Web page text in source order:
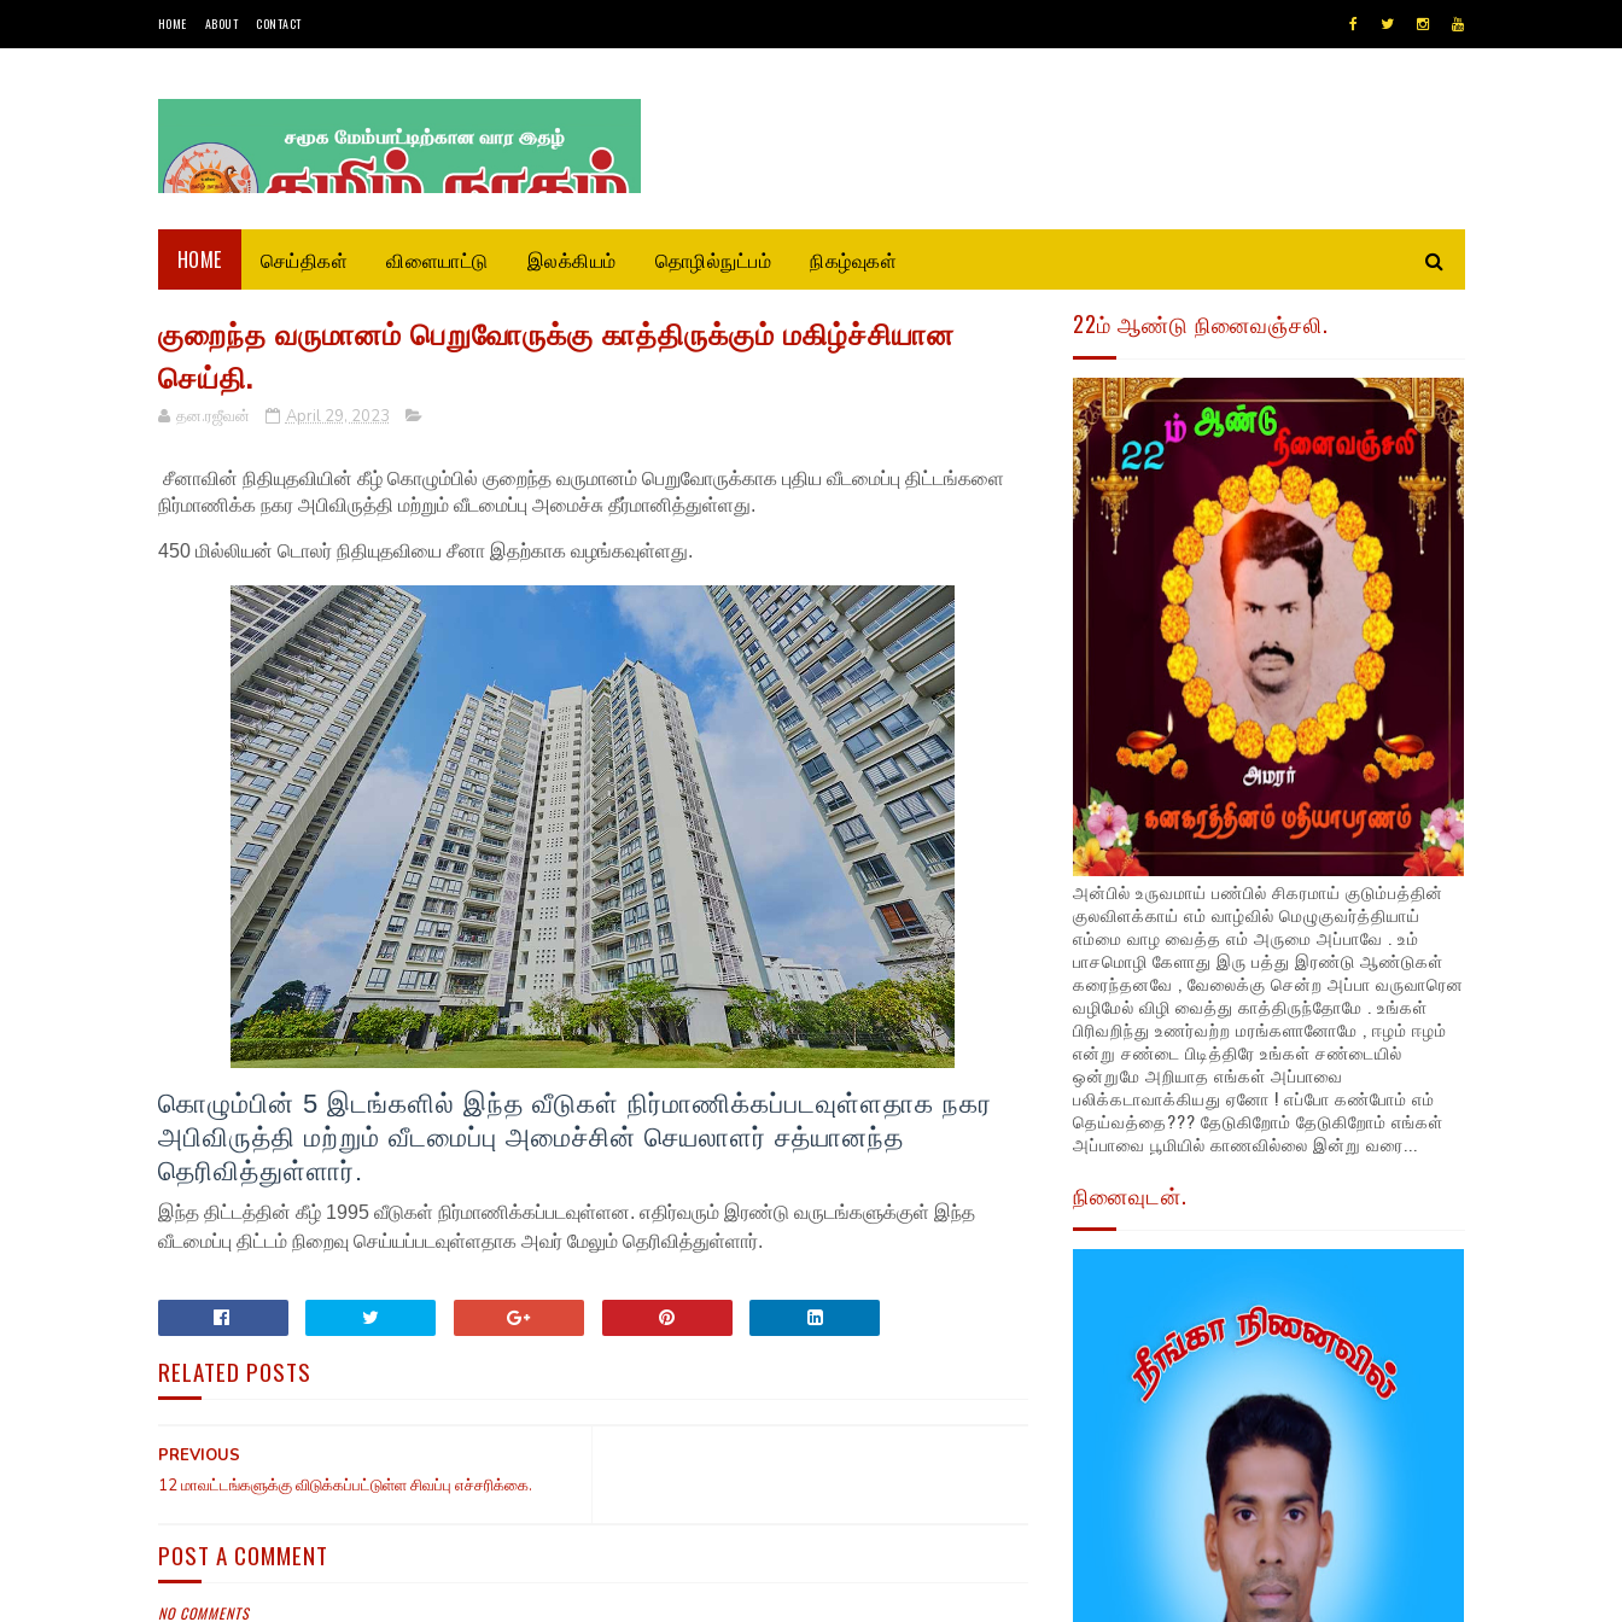
HOME ABOUT CONTACT
HOME செய்திகள் விளையாட்டு இலக்கியம் தொழில்நுட்பம் நிகழ்வுகள்
குறைந்த வருமானம் பெறுவோருக்கு காத்திருக்கும் மகிழ்ச்சியான
செய்தி.
தன.ரஜீவன் April 29, 2023
சீனாவின் நிதியுதவியின் கீழ் கொழும்பில் குறைந்த வருமானம் பெறுவோருக்காக புதிய வீடமைப்பு திட்டங்களை
நிர்மாணிக்க நகர அபிவிருத்தி மற்றும் வீடமைப்பு அமைச்சு தீர்மானித்துள்ளது.
450 மில்லியன் டொலர் நிதியுதவியை சீனா இதற்காக வழங்கவுள்ளது.
கொழும்பின் 5 இடங்களில் இந்த வீடுகள் நிர்மாணிக்கப்படவுள்ளதாக நகர
அபிவிருத்தி மற்றும் வீடமைப்பு அமைச்சின் செயலாளர் சத்யானந்த
தெரிவித்துள்ளார்.
இந்த திட்டத்தின் கீழ் 1995 வீடுகள் நிர்மாணிக்கப்படவுள்ளன. எதிர்வரும் இரண்டு வருடங்களுக்குள் இந்த
வீடமைப்பு திட்டம் நிறைவு செய்யப்படவுள்ளதாக அவர் மேலும் தெரிவித்துள்ளார்.
RELATED POSTS
PREVIOUS
12 மாவட்டங்களுக்கு விடுக்கப்பட்டுள்ள சிவப்பு எச்சரிக்கை.
POST A COMMENT
NO COMMENTS
22ம் ஆண்டு நினைவஞ்சலி.
அன்பில் உருவமாய் பண்பில் சிகரமாய் குடும்பத்தின்
குலவிளக்காய் எம் வாழ்வில் மெழுகுவர்த்தியாய்
எம்மை வாழ வைத்த எம் அருமை அப்பாவே . உம்
பாசமொழி கேளாது இரு பத்து இரண்டு ஆண்டுகள்
கரைந்தனவே , வேலைக்கு சென்ற அப்பா வருவாரென
வழிமேல் விழி வைத்து காத்திருந்தோமே . உங்கள்
பிரிவறிந்து உணர்வற்ற மரங்களானோமே , ஈழம் ஈழம்
என்று சண்டை பிடித்திரே உங்கள் சண்டையில்
ஒன்றுமே அறியாத எங்கள் அப்பாவை
பலிக்கடாவாக்கியது ஏனோ ! எப்போ கண்போம் எம்
தெய்வத்தை??? தேடுகிறோம் தேடுகிறோம் எங்கள்
அப்பாவை பூமியில் காணவில்லை இன்று வரை...
நினைவுடன்.